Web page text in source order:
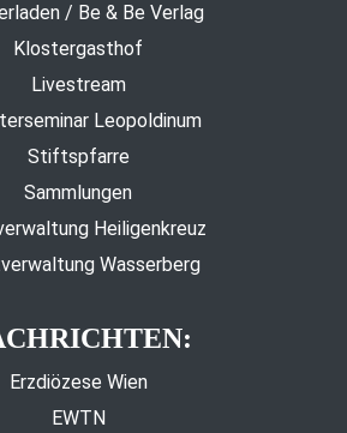
/ Be & Be Verlag
Klostergasthof
Livestream
Leopoldinum
Stiftspfarre
Sammlungen
Heiligenkreuz
Wasserberg
Erzdiözese Wien
EWTN